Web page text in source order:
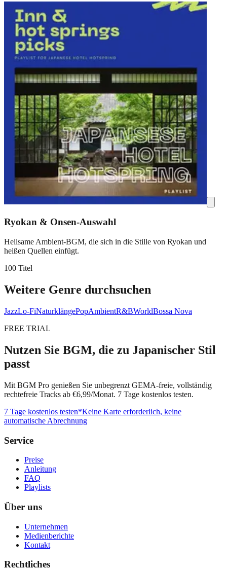
Ryokan & Onsen-Auswahl
Heilsame Ambient-BGM, die sich in die Stille von Ryokan und
heißen Quellen einfügt.
100 Titel
Weitere Genre durchsuchen
JazzLo-FiNaturklängePopAmbientR&BWorldBossa Nova
FREE TRIAL
Nutzen Sie BGM, die zu Japanischer Stil
passt
Mit BGM Pro genießen Sie unbegrenzt GEMA-freie, vollständig
rechtefreie Tracks ab €6,99/Monat. 7 Tage kostenlos testen.
7 Tage kostenlos testen*Keine Karte erforderlich, keine
automatische Abrechnung
Service
Preise
Anleitung
FAQ
Playlists
Über uns
Unternehmen
Medienberichte
Kontakt
Rechtliches